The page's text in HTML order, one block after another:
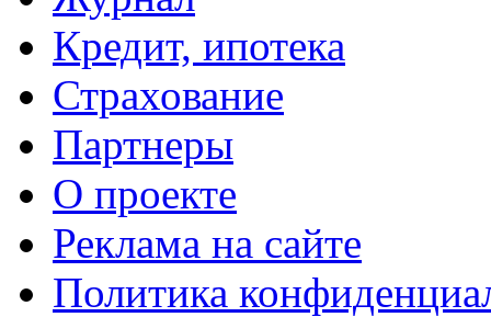
Кредит, ипотека
Страхование
Партнеры
O проекте
Реклама на сайте
Политика